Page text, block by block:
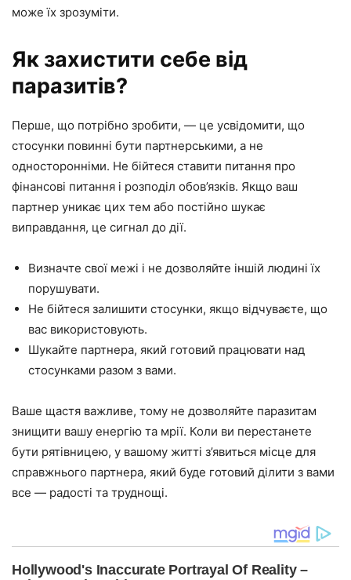
може їх зрозуміти.
Як захистити себе від
паразитів?
Перше, що потрібно зробити, — це усвідомити, що
стосунки повинні бути партнерськими, а не
односторонніми. Не бійтеся ставити питання про
фінансові питання і розподіл обов’язків. Якщо ваш
партнер уникає цих тем або постійно шукає
виправдання, це сигнал до дії.
Визначте свої межі і не дозволяйте іншій людині їх
порушувати.
Не бійтеся залишити стосунки, якщо відчуваєте, що
вас використовують.
Шукайте партнера, який готовий працювати над
стосунками разом з вами.
Ваше щастя важливе, тому не дозволяйте паразитам
знищити вашу енергію та мрії. Коли ви перестанете
бути рятівницею, у вашому житті з’явиться місце для
справжнього партнера, який буде готовий ділити з вами
все — радості та труднощі.